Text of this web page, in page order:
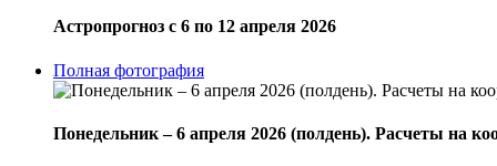
Астропрогноз с 6 по 12 апреля 2026
Полная фотография
Понедельник – 6 апреля 2026 (полдень). Расчеты на